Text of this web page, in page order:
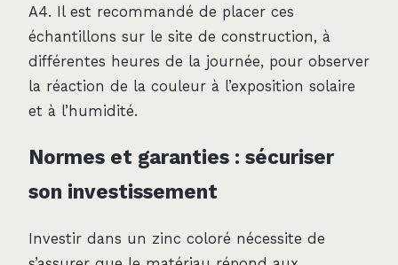
A4. Il est recommandé de placer ces
échantillons sur le site de construction, à
différentes heures de la journée, pour observer
la réaction de la couleur à l’exposition solaire
et à l’humidité.
Normes et garanties : sécuriser
son investissement
Investir dans un zinc coloré nécessite de